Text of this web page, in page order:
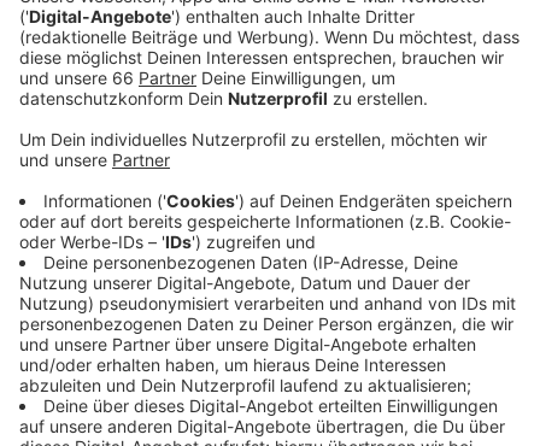
Veröffentlicht:Dienstag, 23.11.2021 05:17
Geplant sind die neuen "Bike & Ride" - Stationen an
insgesamt sechs Standorten; unter anderem am
Klemensplatz in Kaiserswerth, am Kamper Acker in
Holthausen oder am Staufenplatz in Grafenberg. Die
Stationen verfügen jeweils über 20 Abstellplätze, die
übereinander angeordnet sind. Damit unsere Räder
nicht den ganzen Tag unbeaufsichtigt an einer
Haltestelle stehen, sind die "Bike & Ride" - Stationen
gesichert. Wir können sie buchen und bekommen dann